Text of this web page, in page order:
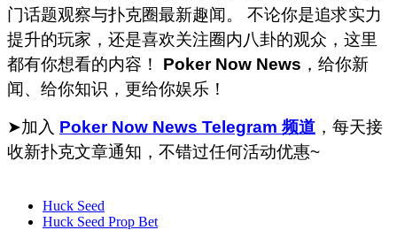
门话题观察与扑克圈最新趣闻。 不论你是追求实力
提升的玩家，还是喜欢关注圈内八卦的观众，这里
都有你想看的内容！ Poker Now News ，给你新
闻、给你知识，更给你娱乐！
➤加入 Poker Now News Telegram 频道 ，每天接
收新扑克文章通知，不错过任何活动优惠~
Huck Seed
Huck Seed Prop Bet